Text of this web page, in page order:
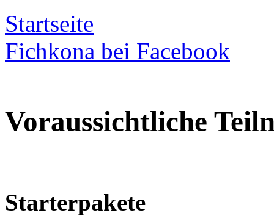
Startseite
Fichkona bei Facebook
Voraussichtliche
Starterpakete